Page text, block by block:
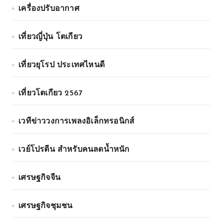
เครื่องปรับอากาศ
เที่ยวญี่ปุ่น โตเกียว
เที่ยวยุโรป ประเทศไหนดี
เที่ยวโตเกียว 2567
เวทีข่าววงการเพลงอิเล็กทรอนิกส์
เวย์โปรตีน สำหรับคนลดน้ำหนัก
เศรษฐกิจจีน
เศรษฐกิจชุมชน